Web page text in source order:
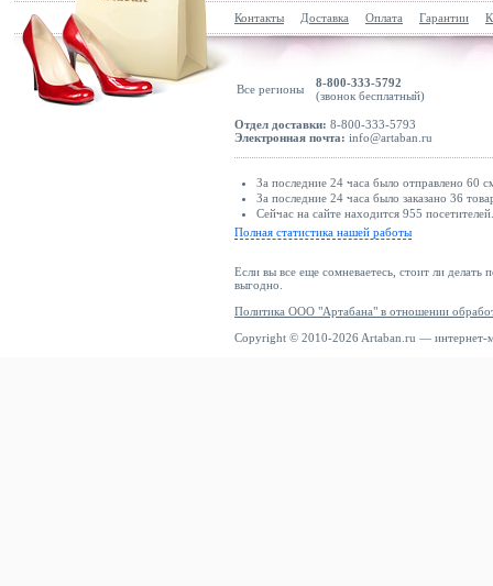
Контакты Доставка Оплата Гарантии
Все регионы
8-800-333-5792
(звонок бесплатный)
Отдел доставки: 8-800-333-5793
Электронная почта: info@artaban.ru
За последние 24 часа было отправлено 60
За последние 24 часа было заказано 36
Сейчас на сайте находится 955 посетителей.
Полная статистика нашей работы
Если вы все еще сомневаетесь, стоит ли делать
выгодно.
Политика ООО "Артабана" в отношении
Copyright © 2010-2026 Artaban.ru — интернет-